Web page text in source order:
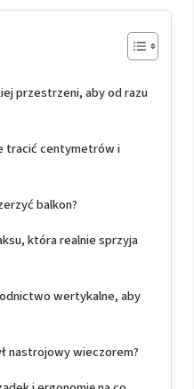
przestrzeni, aby od razu
tracić centymetrów i
balkon?
która realnie sprzyja
wertykalne, aby
nastrojowy wieczorem?